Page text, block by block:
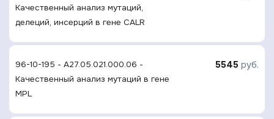
Качественный анализ мутаций,
делеций, инсерций в гене CALR
96-10-195 - A27.05.021.000.06 -
Качественный анализ мутаций в гене
MPL
5545 руб.